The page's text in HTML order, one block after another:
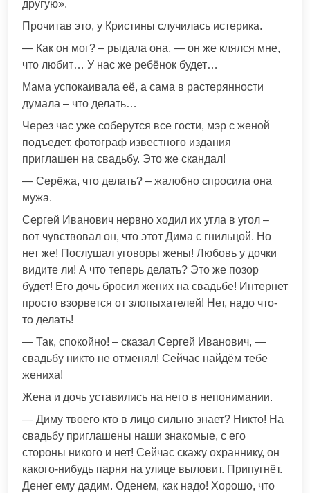
другую».
Прочитав это, у Кристины случилась истерика.
— Как он мог? – рыдала она, — он же клялся мне,
что любит… У нас же ребёнок будет…
Мама успокаивала её, а сама в растерянности
думала – что делать…
Через час уже соберутся все гости, мэр с женой
подъедет, фотограф известного издания
приглашен на свадьбу. Это же скандал!
— Серёжа, что делать? – жалобно спросила она
мужа.
Сергей Иванович нервно ходил их угла в угол –
вот чувствовал он, что этот Дима с гнильцой. Но
нет же! Послушал уговоры жены! Любовь у дочки
видите ли! А что теперь делать? Это же позор
будет! Его дочь бросил жених на свадьбе! Интернет
просто взорвется от злопыхателей! Нет, надо что-
то делать!
— Так, спокойно! – сказал Сергей Иванович, —
свадьбу никто не отменял! Сейчас найдём тебе
жениха!
Жена и дочь уставились на него в непонимании.
— Диму твоего кто в лицо сильно знает? Никто! На
свадьбу приглашены наши знакомые, с его
стороны никого и нет! Сейчас скажу охраннику, он
какого-нибудь парня на улице выловит. Припугнёт.
Денег ему дадим. Оденем, как надо! Хорошо, что